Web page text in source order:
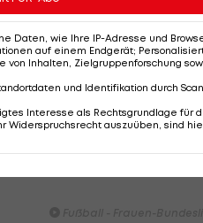
neun Spiele, einigen
wird ein reguläres Ende
Daten, wie Ihre IP-Adresse und
auf einem Endgerät;
Inhalten, Zielgruppenforschung
und Identifikation durch
Interesse als Rechtsgrundlage für
Widerspruchsrecht auszuüben, sind